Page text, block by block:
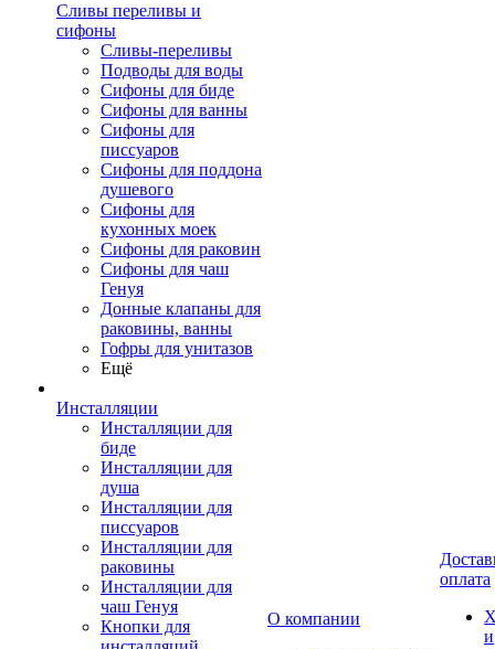
Сливы переливы и
сифоны
Сливы-переливы
Подводы для воды
Сифоны для биде
Сифоны для ванны
Сифоны для
писсуаров
Сифоны для поддона
душевого
Сифоны для
кухонных моек
Сифоны для раковин
Сифоны для чаш
Генуя
Донные клапаны для
раковины, ванны
Гофры для унитазов
Ещё
Инсталляции
Инсталляции для
биде
Инсталляции для
душа
Инсталляции для
писсуаров
Инсталляции для
раковины
Инсталляции для
чаш Генуя
Кнопки для
О компании
оплата
и